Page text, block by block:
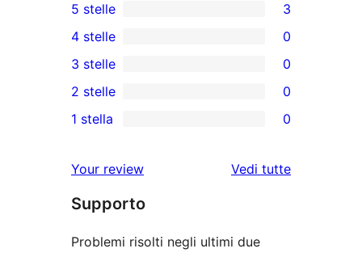
3
recensioni
a
5-
stelle
5 stelle 3
recensioni
a
4-
4 stelle 0
0
recensioni
a
stelle
3 stelle 0
recensioni
2-
stelle
2 stelle 0
a
1-
1 stella 0
Your review
Vedi tutte
Supporto
Problemi risolti negli ultimi due